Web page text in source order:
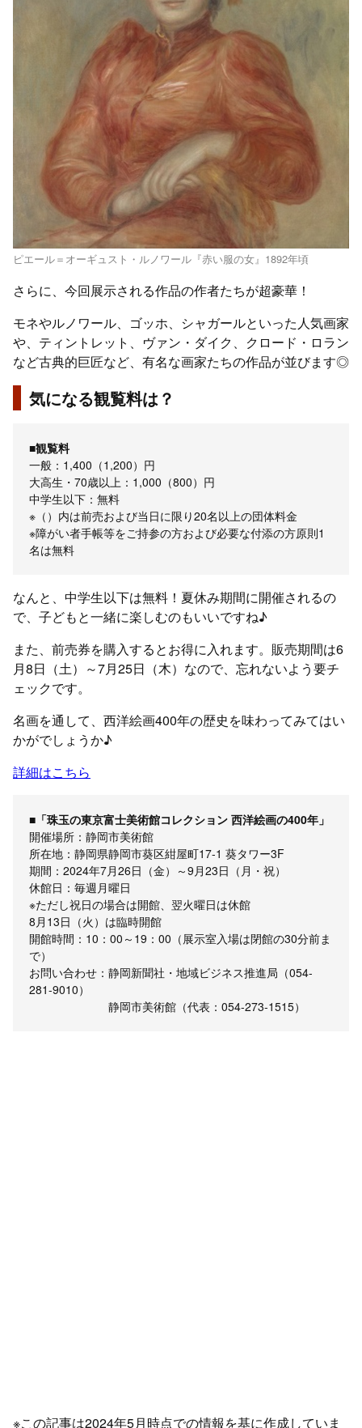
ピエール＝オーギュスト・ルノワール『赤い服の女』1892年頃
さらに、今回展示される作品の作者たちが超豪華！
モネやルノワール、ゴッホ、シャガールといった人気画家
や、ティントレット、ヴァン・ダイク、クロード・ロラン
など古典的巨匠など、有名な画家たちの作品が並びます◎
気になる観覧料は？
■観覧料
一般：1,400（1,200）円
大高生・70歳以上：1,000（800）円
中学生以下：無料
※（）内は前売および当日に限り20名以上の団体料金
※障がい者手帳等をご持参の方および必要な付添の方原則1
名は無料
なんと、中学生以下は無料！夏休み期間に開催されるの
で、子どもと一緒に楽しむのもいいですね♪
また、前売券を購入するとお得に入れます。販売期間は6
月8日（土）～7月25日（木）なので、忘れないよう要チ
ェックです。
名画を通して、西洋絵画400年の歴史を味わってみてはい
かがでしょうか♪
詳細はこちら
■「珠玉の東京富士美術館コレクション 西洋絵画の400年」
開催場所：静岡市美術館
所在地：静岡県静岡市葵区紺屋町17-1 葵タワー3F
期間：2024年7月26日（金）～9月23日（月・祝）
休館日：毎週月曜日
※ただし祝日の場合は開館、翌火曜日は休館
8月13日（火）は臨時開館
開館時間：10：00～19：00（展示室入場は閉館の30分前ま
で）
お問い合わせ：静岡新聞社・地域ビジネス推進局（054-
281-9010）
静岡市美術館（代表：054-273-1515）
※この記事は2024年5月時点での情報を基に作成していま